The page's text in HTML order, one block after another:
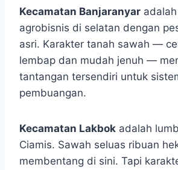
Kecamatan Banjaranyar
agrobisnis di selatan dengan
asri. Karakter tanah sawah —
lembap dan mudah jenuh —
tantangan tersendiri untuk
pembuangan.
Kecamatan Lakbok adalah
Ciamis. Sawah seluas ribuan
membentang di sini. Tapi